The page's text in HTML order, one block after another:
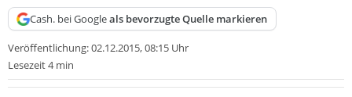
Cash. bei Googleals bevorzugte Quelle markieren
Veröffentlichung:02.12.2015, 08:15 Uhr
Lesezeit 4 min